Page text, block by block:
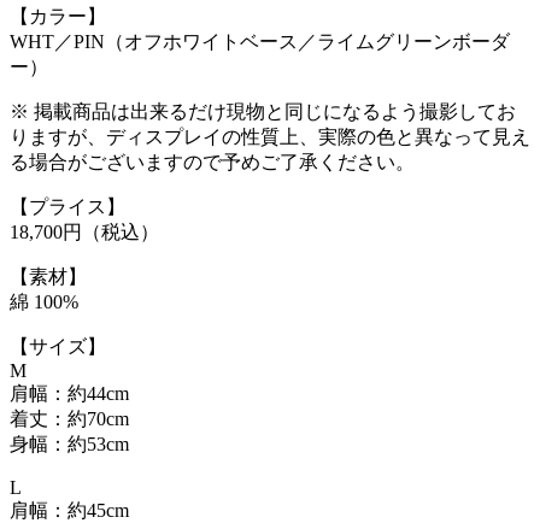
【カラー】
WHT／PIN（オフホワイトベース／ライムグリーンボーダ
ー）
※ 掲載商品は出来るだけ現物と同じになるよう撮影してお
りますが、ディスプレイの性質上、実際の色と異なって見え
る場合がございますので予めご了承ください。
【プライス】
18,700円（税込）
【素材】
綿 100%
【サイズ】
M
肩幅：約44cm
着丈：約70cm
身幅：約53cm
L
肩幅：約45cm